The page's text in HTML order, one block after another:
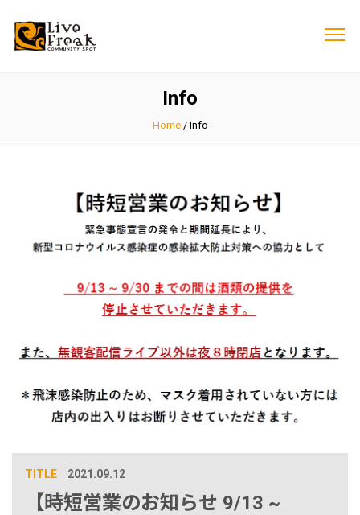
Info
Home/ Info
TITLE 2021.09.12
【時短営業のお知らせ 9/13 ~